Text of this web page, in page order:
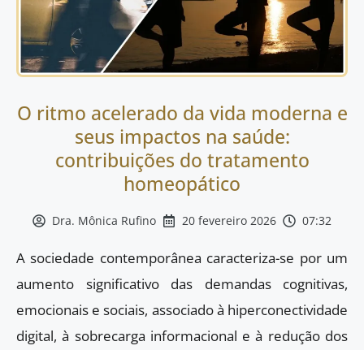
O ritmo acelerado da vida moderna e
seus impactos na saúde:
contribuições do tratamento
homeopático
Dra. Mônica Rufino 20 fevereiro 2026 07:32
A sociedade contemporânea caracteriza-se por um
aumento significativo das demandas cognitivas,
emocionais e sociais, associado à hiperconectividade
digital, à sobrecarga informacional e à redução dos